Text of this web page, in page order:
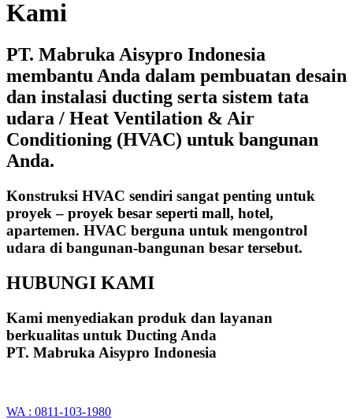
Kami
PT. Mabruka Aisypro Indonesia
membantu Anda dalam pembuatan desain
dan instalasi ducting serta sistem tata
udara / Heat Ventilation & Air
Conditioning (HVAC) untuk bangunan
Anda.
Konstruksi HVAC sendiri sangat penting untuk
proyek – proyek besar seperti mall, hotel,
apartemen. HVAC berguna untuk mengontrol
udara di bangunan-bangunan besar tersebut.
HUBUNGI KAMI
Kami menyediakan produk dan layanan
berkualitas untuk Ducting Anda
PT. Mabruka Aisypro Indonesia
WA : 0811-103-1980